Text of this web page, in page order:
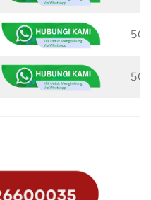
50
50